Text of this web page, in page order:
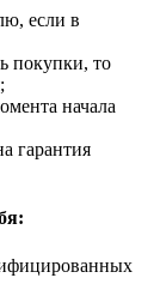
если в
покупки, то
начала
гарантия